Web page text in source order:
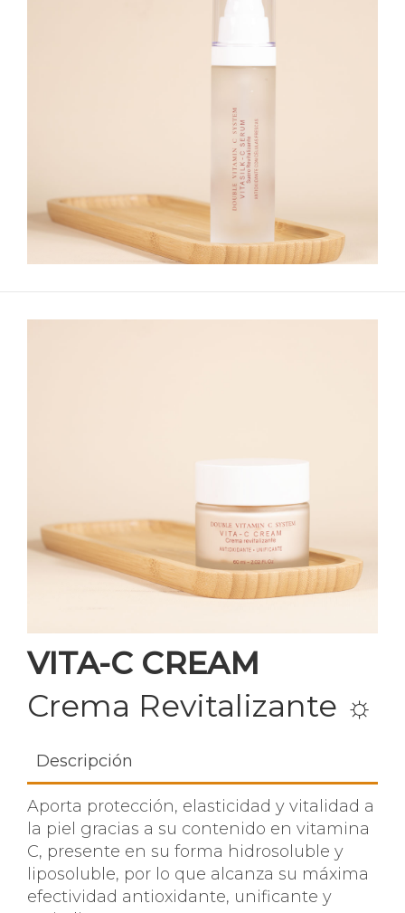
VITA-C CREAM
Crema Revitalizante ☼
Descripción
Aporta protección, elasticidad y vitalidad a
la piel gracias a su contenido en vitamina
C, presente en su forma hidrosoluble y
liposoluble, por lo que alcanza su máxima
efectividad antioxidante, unificante y